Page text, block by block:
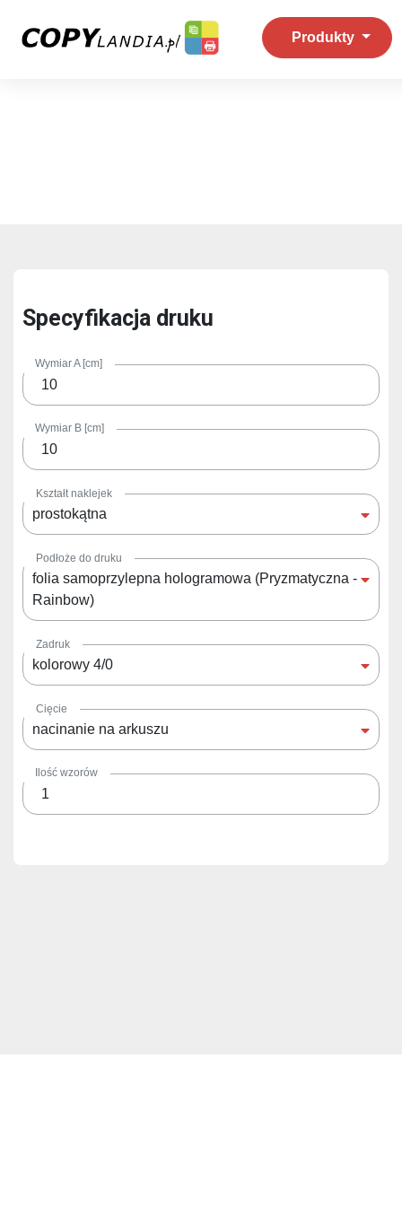
Produkty
Specyfikacja druku
Wymiar A [cm]
Wymiar B [cm]
Kształt naklejek
prostokątna
Podłoże do druku
folia samoprzylepna hologramowa (Pryzmatyczna -
Rainbow)
Zadruk
kolorowy 4/0
Cięcie
nacinanie na arkuszu
Ilość wzorów